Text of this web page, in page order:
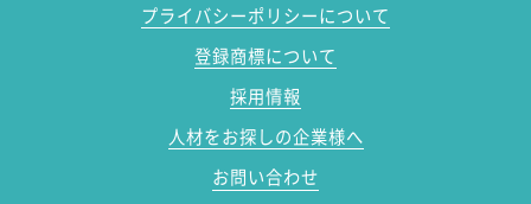
プライバシーポリシーについて
登録商標について
採用情報
人材をお探しの企業様へ
お問い合わせ